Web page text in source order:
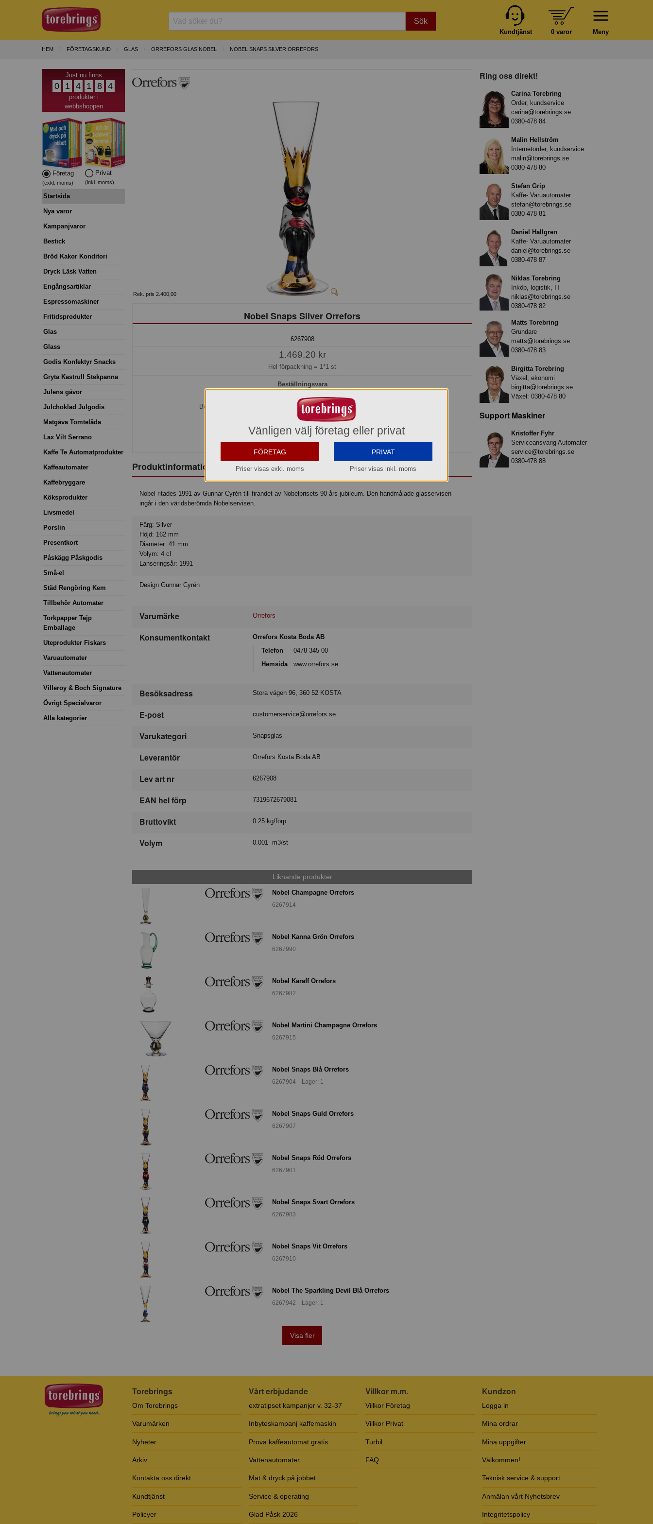
Sök
Meny
0 varor
Kundtjänst
HEM FÖRETAGSKUND GLAS ORREFORS GLAS NOBEL NOBEL SNAPS SILVER ORREFORS
Just nu finns
0 1 4 1 8 4
produkter i
webbshoppen
Företag
(exkl. moms)
Privat
(inkl. moms)
Startsida
Nya varor
Kampanjvaror
Bestick
Bröd Kakor Konditori
Dryck Läsk Vatten
Engångsartiklar
Espressomaskiner
Fritidsprodukter
Glas
Glass
Godis Konfektyr Snacks
Gryta Kastrull Stekpanna
Julens gåvor
Julchoklad Julgodis
Matgåva Tomtelåda
Lax Vilt Serrano
Kaffe Te Automatprodukter
Kaffeautomater
Kaffebryggare
Köksprodukter
Livsmedel
Porslin
Presentkort
Påskägg Påskgodis
Små-el
Städ Rengöring Kem
Tillbehör Automater
Torkpapper Tejp
Emballage
Uteprodukter Fiskars
Varuautomater
Vattenautomater
Villeroy & Boch Signature
Övrigt Specialvaror
Alla kategorier
Rek. pris 2.400,00
Nobel Snaps Silver Orrefors
6267908
1.469,20 kr
Hel förpackning = 1*1 st
Beställningsvara
Hos oss kan du alltid beställa även om varan inte finns i lager.
Beställ idag före kl. 15:00 så beräknar vi få in den i lager den 2026-08-13.
Transporttid till Dig som kund tillkommer.
Produktinformation
Nobel ritades 1991 av Gunnar Cyrén till firandet av Nobelprisets 90-års jubileum. Den handmålade glasservisen
ingår i den världsberömda Nobelservisen.
Färg: Silver
Höjd: 162 mm
Diameter: 41 mm
Volym: 4 cl
Lanseringsår: 1991
Design Gunnar Cyrén
Varumärke Orrefors
Konsumentkontakt
Orrefors Kosta Boda AB
Telefon
0478-345 00
Hemsida
www.orrefors.se
Besöksadress Stora vägen 96, 360 52 KOSTA
E-post customerservice@orrefors.se
Varukategori Snapsglas
Leverantör Orrefors Kosta Boda AB
Lev art nr 6267908
EAN hel förp 7319672679081
Bruttovikt 0.25 kg/förp
Volym 0.001 m3/st
Liknande produkter
Nobel Champagne Orrefors
6267914
Nobel Kanna Grön Orrefors
6267990
Nobel Karaff Orrefors
6267982
Nobel Martini Champagne Orrefors
6267915
Nobel Snaps Blå Orrefors
6267904 Lager: 1
Nobel Snaps Guld Orrefors
6267907
Nobel Snaps Röd Orrefors
6267901
Nobel Snaps Svart Orrefors
6267903
Nobel Snaps Vit Orrefors
6267910
Nobel The Sparkling Devil Blå Orrefors
6267942 Lager: 1
Visa fler
Ring oss direkt!
Carina Torebring
Order, kundservice
carina@torebrings.se
0380-478 84
Malin Hellström
Internetorder, kundservice
malin@torebrings.se
0380-478 80
Stefan Grip
Kaffe- Varuautomater
stefan@torebrings.se
0380-478 81
Daniel Hallgren
Kaffe- Varuautomater
daniel@torebrings.se
0380-478 87
Niklas Torebring
Inköp, logistik, IT
niklas@torebrings.se
0380-478 82
Matts Torebring
Grundare
matts@torebrings.se
0380-478 83
Birgitta Torebring
Växel, ekonomi
birgitta@torebrings.se
Växel: 0380-478 80
Support Maskiner
Kristoffer Fyhr
Serviceansvarig Automater
service@torebrings.se
0380-478 88
Torebrings
Om Torebrings
Varumärken
Nyheter
Arkiv
Kontakta oss direkt
Kundtjänst
Policyer
Vårt erbjudande
extratipset kampanjer v. 32-37
Inbyteskampanj kaffemaskin
Prova kaffeautomat gratis
Vattenautomater
Mat & dryck på jobbet
Service & operating
Glad Påsk 2026
Villkor m.m.
Villkor Företag
Villkor Privat
Turbil
FAQ
Kundzon
Logga in
Mina ordrar
Mina uppgifter
Välkommen!
Teknisk service & support
Anmälan vårt Nyhetsbrev
Integritetspolicy
Vänligen välj företag eller privat
FÖRETAG
Priser visas exkl. moms
PRIVAT
Priser visas inkl. moms